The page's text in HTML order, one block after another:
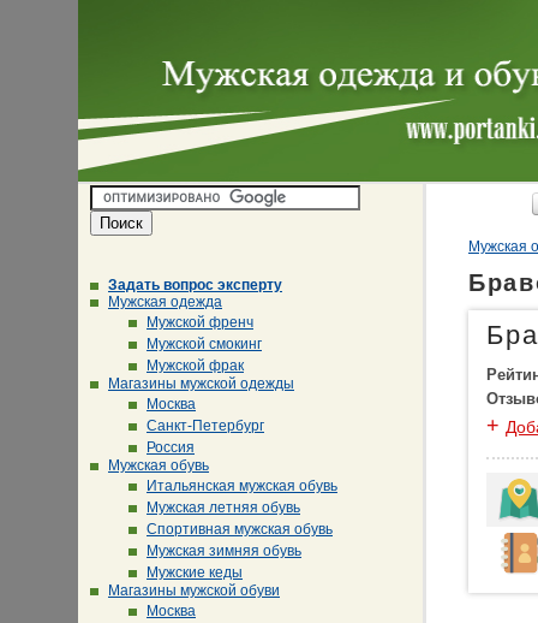
Задать вопрос эксперту
Мужская одежда
Мужской френч
Мужской смокинг
Мужской фрак
Магазины мужской одежды
Москва
Санкт-Петербург
Россия
Мужская обувь
Итальянская мужская обувь
Мужская летняя обувь
Спортивная мужская обувь
Мужская зимняя обувь
Мужские кеды
Магазины мужской обуви
Москва
Мужская
+